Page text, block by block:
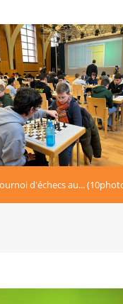
d'échecs au...